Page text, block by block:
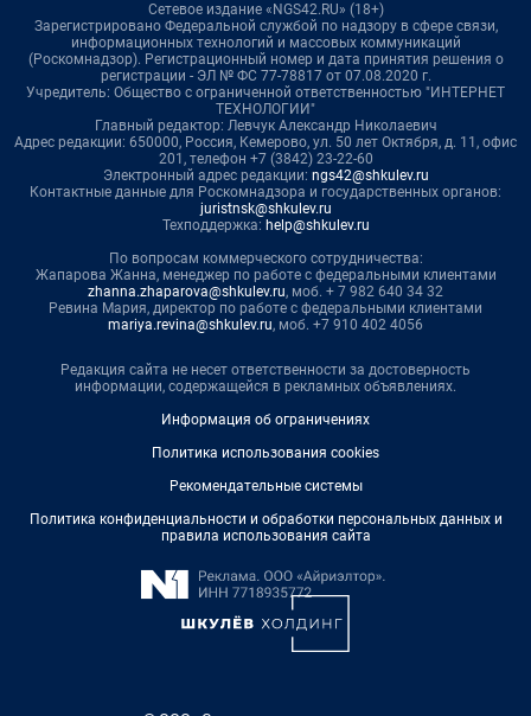
Сетевое издание «NGS42.RU» (18+)
Зарегистрировано Федеральной службой по надзору в сфере связи,
информационных технологий и массовых коммуникаций
(Роскомнадзор). Регистрационный номер и дата принятия решения о
регистрации - ЭЛ № ФС 77-78817 от 07.08.2020 г.
Учредитель: Общество с ограниченной ответственностью "ИНТЕРНЕТ
ТЕХНОЛОГИИ"
Главный редактор: Левчук Александр Николаевич
Адрес редакции: 650000, Россия, Кемерово, ул. 50 лет Октября, д. 11, офис
201, телефон +7 (3842) 23-22-60
Электронный адрес редакции: ngs42@shkulev.ru
Контактные данные для Роскомнадзора и государственных органов:
juristnsk@shkulev.ru
Техподдержка: help@shkulev.ru
По вопросам коммерческого сотрудничества:
Жапарова Жанна, менеджер по работе с федеральными клиентами
zhanna.zhaparova@shkulev.ru, моб. + 7 982 640 34 32
Ревина Мария, директор по работе с федеральными клиентами
mariya.revina@shkulev.ru, моб. +7 910 402 4056
Редакция сайта не несет ответственности за достоверность
информации, содержащейся в рекламных объявлениях.
Информация об ограничениях
Политика использования cookies
Рекомендательные системы
Политика конфиденциальности и обработки персональных данных и
правила использования сайта